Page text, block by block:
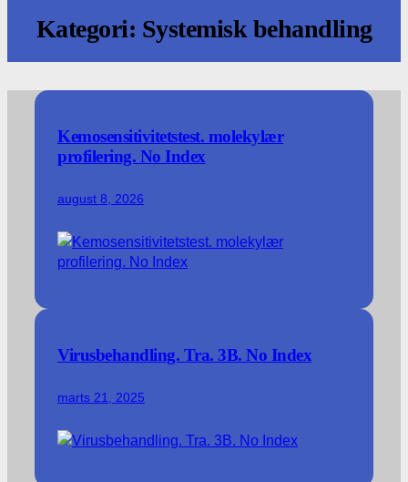
Kategori: Systemisk behandling
Kemosensitivitetstest. molekylær
profilering. No Index
august 8, 2026
Virusbehandling. Tra. 3B. No Index
marts 21, 2025